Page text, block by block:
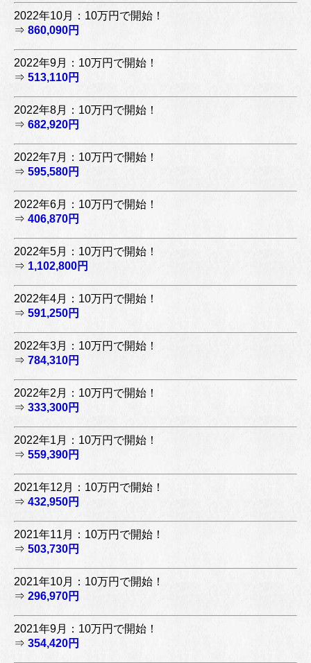
2022年10月：10万円で開始！
⇒ 860,090円
2022年9月：10万円で開始！
⇒ 513,110円
2022年8月：10万円で開始！
⇒ 682,920円
2022年7月：10万円で開始！
⇒ 595,580円
2022年6月：10万円で開始！
⇒ 406,870円
2022年5月：10万円で開始！
⇒ 1,102,800円
2022年4月：10万円で開始！
⇒ 591,250円
2022年3月：10万円で開始！
⇒ 784,310円
2022年2月：10万円で開始！
⇒ 333,300円
2022年1月：10万円で開始！
⇒ 559,390円
2021年12月：10万円で開始！
⇒ 432,950円
2021年11月：10万円で開始！
⇒ 503,730円
2021年10月：10万円で開始！
⇒ 296,970円
2021年9月：10万円で開始！
⇒ 354,420円